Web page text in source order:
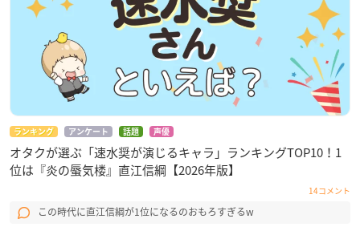
ランキング アンケート 話題 声優
オタクが選ぶ「速水奨が演じるキャラ」ランキングTOP10！1
位は『炎の蜃気楼』直江信綱【2026年版】
14コメント
この時代に直江信綱が1位になるのおもろすぎるw